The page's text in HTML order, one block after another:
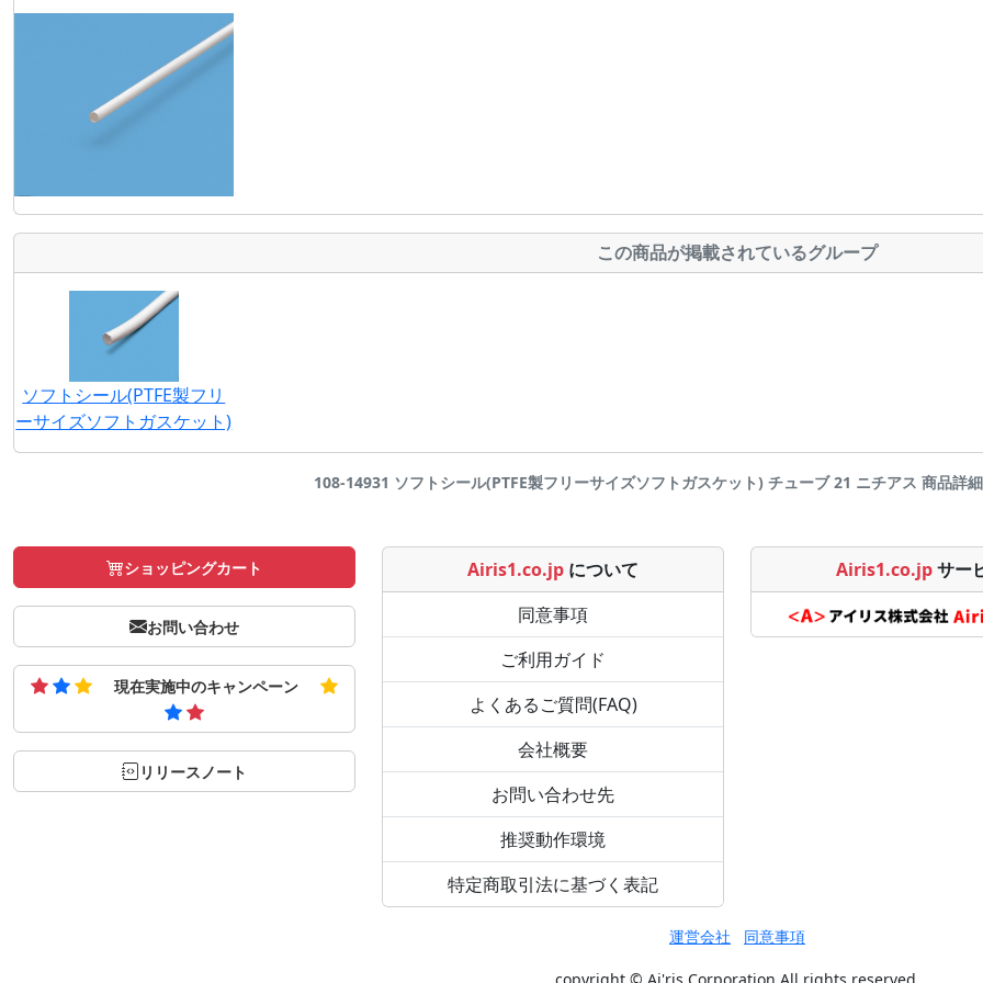
この商品が掲載されているグループ
ソフトシール(PTFE製フリ
ーサイズソフトガスケット)
108-14931 ソフトシール(PTFE製フリーサイズソフトガスケット) チューブ 21 ニチアス 商品
ショッピングカート
お問い合わせ
現在実施中のキャンペーン
リリースノート
Airis1.co.jp について
同意事項
ご利用ガイド
よくあるご質問(FAQ)
会社概要
お問い合わせ先
推奨動作環境
特定商取引法に基づく表記
Airis1.co.jpサー
運営会社 同意事項